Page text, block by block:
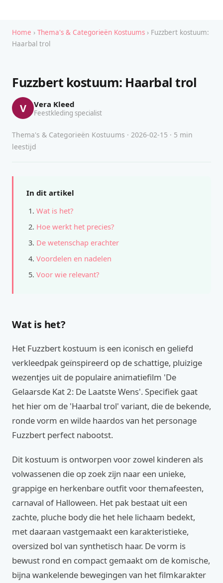
Home › Thema's & Categorieën Kostuums › Fuzzbert kostuum:
Haarbal trol
Fuzzbert kostuum: Haarbal trol
V Vera Kleed
Feestkleding specialist
Thema's & Categorieën Kostuums · 2026-02-15 · 5 min
leestijd
In dit artikel
Wat is het?
Hoe werkt het precies?
De wetenschap erachter
Voordelen en nadelen
Voor wie relevant?
Wat is het?
Het Fuzzbert kostuum is een iconisch en geliefd
verkleedpak geïnspireerd op de schattige, pluizige
wezentjes uit de populaire animatiefilm 'De
Gelaarsde Kat 2: De Laatste Wens'. Specifiek gaat
het hier om de 'Haarbal trol' variant, die de bekende,
ronde vorm en wilde haardos van het personage
Fuzzbert perfect nabootst.
Dit kostuum is ontworpen voor zowel kinderen als
volwassenen die op zoek zijn naar een unieke,
grappige en herkenbare outfit voor themafeesten,
carnaval of Halloween. Het pak bestaat uit een
zachte, pluche body die het hele lichaam bedekt,
met daaraan vastgemaakt een karakteristieke,
oversized bol van synthetisch haar. De vorm is
bewust rond en compact gemaakt om de komische,
bijna wankelende bewegingen van het filmkarakter